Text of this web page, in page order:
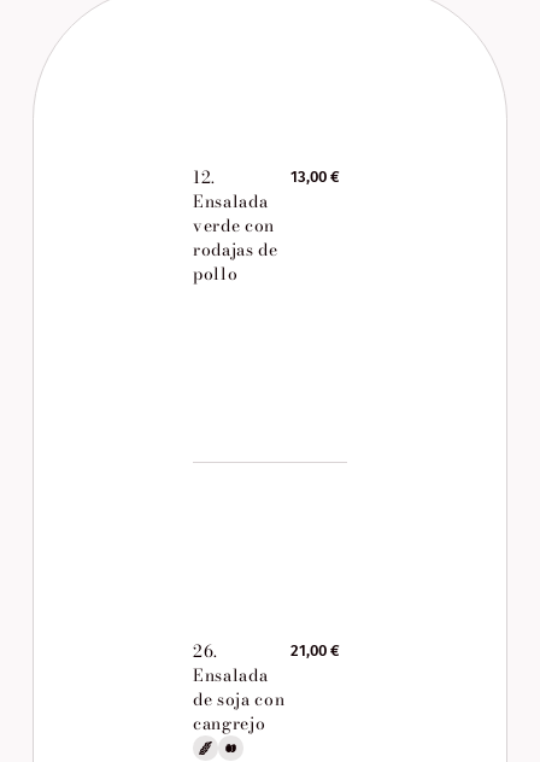
12.
Ensalada
verde con
rodajas de
pollo
13,00 €
26.
Ensalada
de soja con
cangrejo
21,00 €